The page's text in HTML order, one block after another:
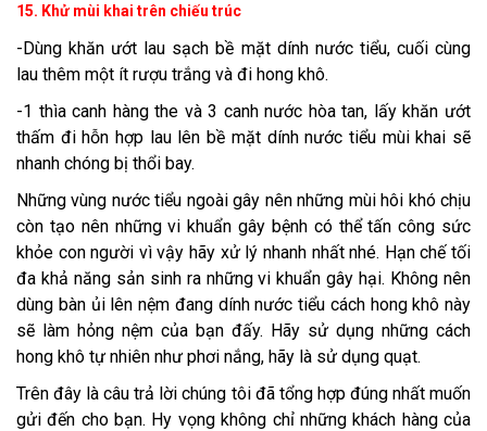
15. Khử mùi khai trên chiếu trúc
-Dùng khăn ướt lau sạch bề mặt dính nước tiểu, cuối cùng
lau thêm một ít rượu trắng và đi hong khô.
-1 thìa canh hàng the và 3 canh nước hòa tan, lấy khăn ướt
thấm đi hỗn hợp lau lên bề mặt dính nước tiểu mùi khai sẽ
nhanh chóng bị thổi bay.
Những vùng nước tiểu ngoài gây nên những mùi hôi khó chịu
còn tạo nên những vi khuẩn gây bệnh có thể tấn công sức
khỏe con người vì vậy hãy xử lý nhanh nhất nhé. Hạn chế tối
đa khả năng sản sinh ra những vi khuẩn gây hại. Không nên
dùng bàn ủi lên nệm đang dính nước tiểu cách hong khô này
sẽ làm hỏng nệm của bạn đấy. Hãy sử dụng những cách
hong khô tự nhiên như phơi nắng, hãy là sử dụng quạt.
Trên đây là câu trả lời chúng tôi đã tổng hợp đúng nhất muốn
gửi đến cho bạn. Hy vọng không chỉ những khách hàng của